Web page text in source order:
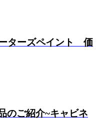
ターズペイント 価
のご紹介~キャビネ